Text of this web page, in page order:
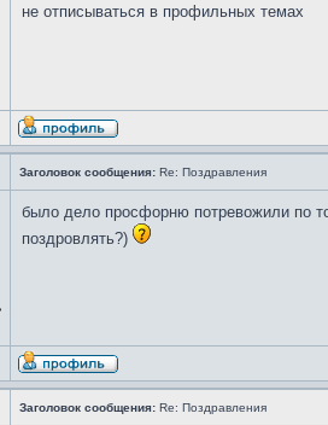
не отписываться в профильных темах
Заголовок сообщения: Re: Поздравления
было дело просфорню потревожили по
поздровлять?)
Заголовок сообщения: Re: Поздравления